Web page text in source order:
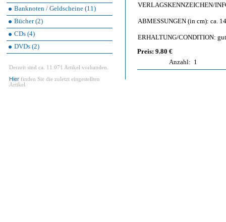
Banknoten / Geldscheine (11)
Bücher (2)
CDs (4)
DVDs (2)
Derzeit sind ca. 11.071 Artikel vorhanden.
Hier finden Sie die zuletzt eingestellten
Artikel.
VERLAGSKENNZEICHEN/
ABMESSUNGEN (in cm): ca.
ERHALTUNG/CONDITION:
Preis: 9.80 €
Anzahl: 1